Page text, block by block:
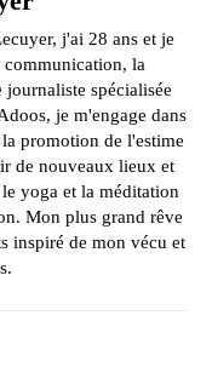
j'ai 28 ans et je
communication, la
spécialisée
je m'engage dans
promotion de l'estime
de nouveaux lieux et
yoga et la méditation
Mon plus grand rêve
inspiré de mon vécu et